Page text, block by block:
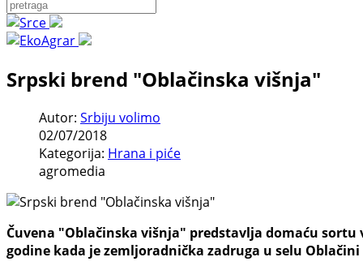
Srpski brend "Oblačinska višnja"
Autor: Srbiju volimo
02/07/2018
Kategorija: Hrana i piće
agromedia
Čuvena "Oblačinska višnja" predstavlja domaću
godine kada je zemljoradnička zadruga u selu